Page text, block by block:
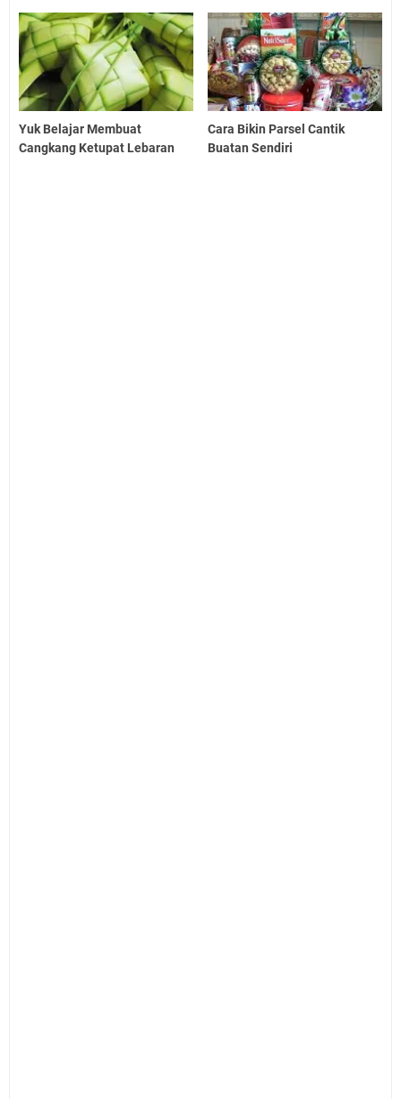
Yuk Belajar Membuat
Cangkang Ketupat Lebaran
Cara Bikin Parsel Cantik
Buatan Sendiri